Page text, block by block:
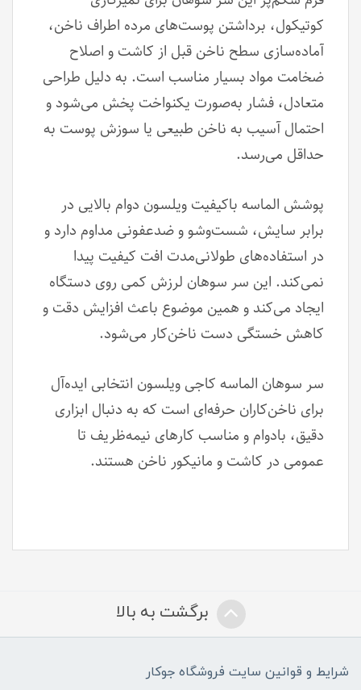
کوتیکول، برداشتن پوست‌های مرده اطراف ناخن،
آماده‌سازی سطح ناخن قبل از کاشت و اصلاح
ضخامت مواد بسیار مناسب است. به دلیل طراحی
متعادل، فشار به‌صورت یکنواخت پخش می‌شود و
احتمال آسیب به ناخن طبیعی یا سوزش پوست به
حداقل می‌رسد.
پوشش الماسه باکیفیت ویلسون دوام بالایی در
برابر سایش، شست‌وشو و ضدعفونی مداوم دارد و
در استفاده‌های طولانی‌مدت افت کیفیت پیدا
نمی‌کند. این سر سوهان لرزش کمی روی دستگاه
ایجاد می‌کند و همین موضوع باعث افزایش دقت و
کاهش خستگی دست ناخن‌کار می‌شود.
سر سوهان الماسه کاجی ویلسون انتخابی ایده‌آل
برای ناخن‌کاران حرفه‌ای است که به دنبال ابزاری
دقیق، بادوام و مناسب کارهای نیمه‌ظریف تا
عمومی در کاشت و مانیکور ناخن هستند.
برگشت به بالا
شرایط و قوانین سایت فروشگاه جوکار